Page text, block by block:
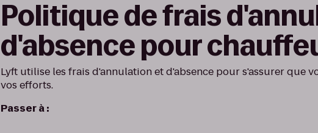
Politique de frais
d'absence pour
Lyft utilise les frais d'annulation et d'absence pour s'assurer que
vos efforts.
Passer à :